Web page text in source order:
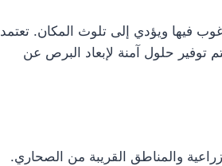
فيها ويؤدي إلى تلوث المكان. تعتمد
توفير حلول آمنة لإبعاد البرص عن
والمناطق القريبة من الصحاري.